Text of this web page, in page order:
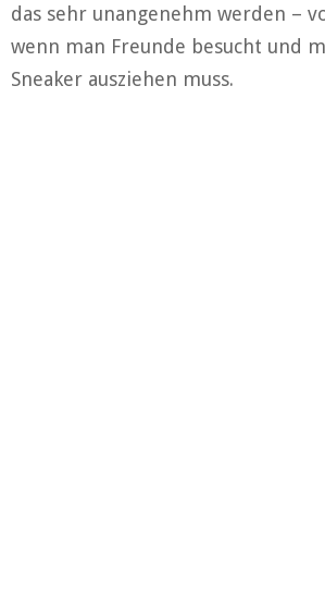
das sehr unangenehm werden –
wenn man Freunde besucht und
Sneaker ausziehen muss.